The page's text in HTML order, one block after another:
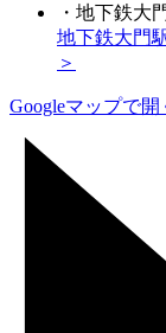
・地下鉄大
地下鉄大門
＞
Googleマップで開